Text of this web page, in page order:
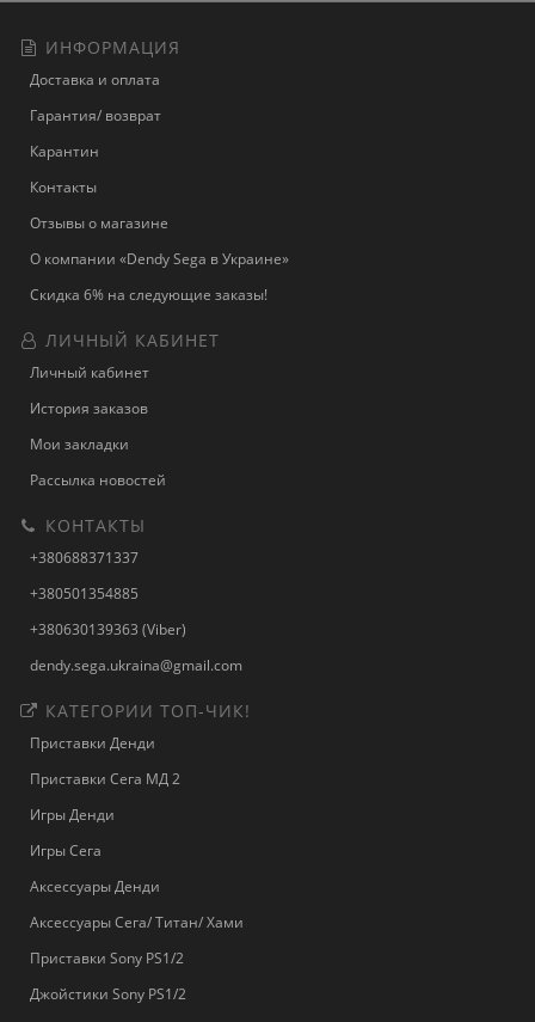
ИНФОРМАЦИЯ
Доставка и оплата
Гарантия/ возврат
Карантин
Контакты
Отзывы о магазине
О компании «Dendy Sega в Украине»
Скидка 6% на следующие заказы!
ЛИЧНЫЙ КАБИНЕТ
Личный кабинет
История заказов
Мои закладки
Рассылка новостей
КОНТАКТЫ
+380688371337
+380501354885
+380630139363 (Viber)
dendy.sega.ukraina@gmail.com
КАТЕГОРИИ ТОП-ЧИК!
Приставки Денди
Приставки Сега МД 2
Игры Денди
Игры Сега
Аксессуары Денди
Аксессуары Сега/ Титан/ Хами
Приставки Sony PS1/2
Джойстики Sony PS1/2